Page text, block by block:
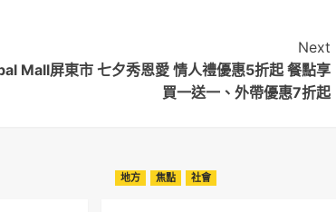
Next
Mall屏東市 七夕秀恩愛 情人禮優惠5折起 餐點享
買一送一、外帶優惠7折起
地方 焦點 社會